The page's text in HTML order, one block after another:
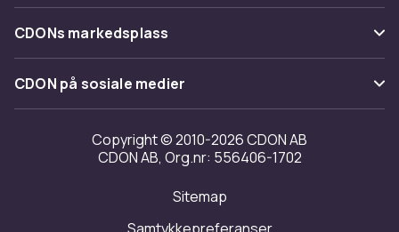
Tilbakekallinger
Varemerker
Om oss
Kundeanmeldelser
Jobbe på CDON
Investor relations
Tilgjengelighet
CDONs markedsplass
Merchant Help Center
CDON på sosiale medier
Copyright © 2010-2026 CDON AB
CDON AB, Org.nr: 556406-1702
Sitemap